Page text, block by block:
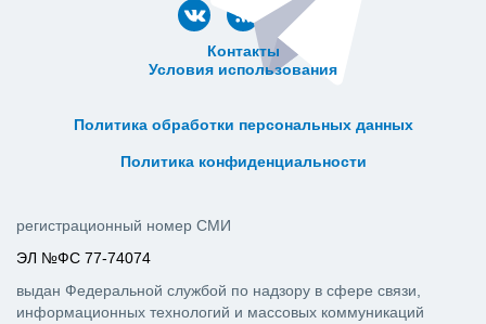
Контакты
Условия использования
Политика обработки персональных данных
Политика конфиденциальности
регистрационный номер СМИ
ЭЛ №ФС 77-74074
выдан Федеральной службой по надзору в сфере связи,
информационных технологий и массовых коммуникаций